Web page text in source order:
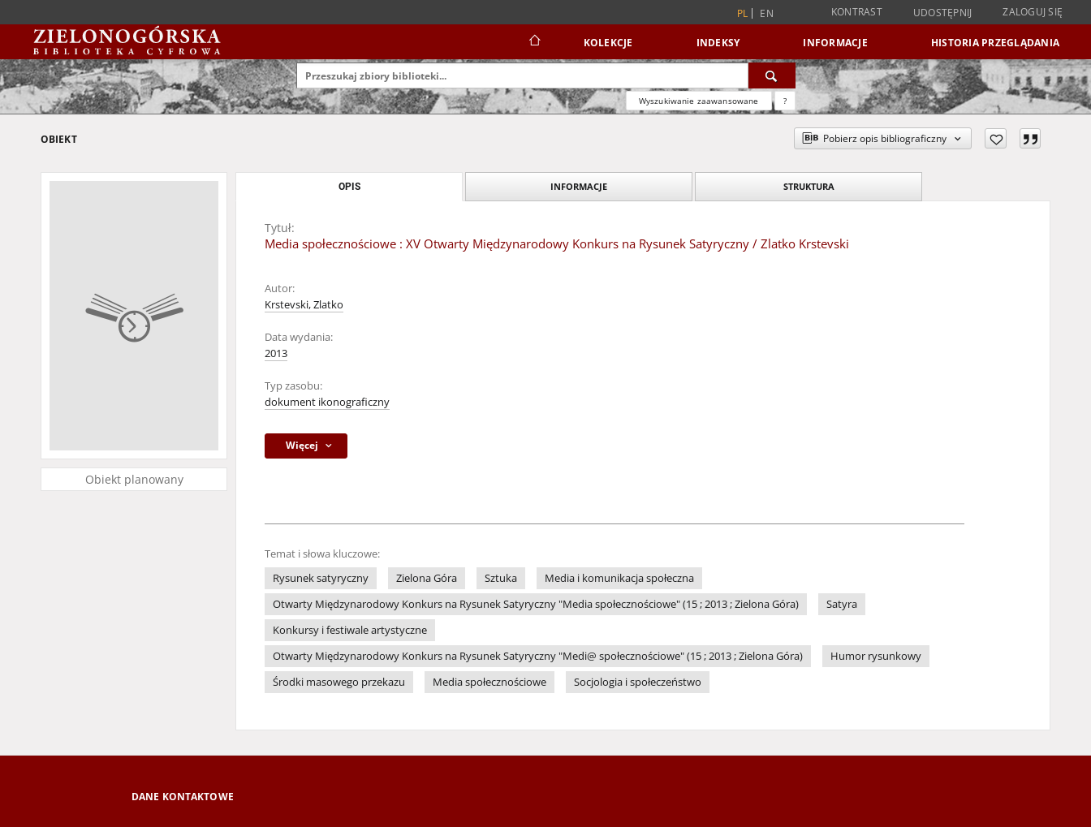
PL EN KONTRAST UDOSTĘPNIJ ZALOGUJ SIĘ
KOLEKCJE INDEKSY INFORMACJE HISTORIA PRZEGLĄDANIA
Wyszukiwanie zaawansowane ?
OBIEKT Pobierz opis bibliograficzny
Obiekt planowany
OPIS INFORMACJE STRUKTURA
Tytuł:
Media społecznościowe : XV Otwarty Międzynarodowy Konkurs na Rysunek Satyryczny / Zlatko Krstevski
Autor:
Krstevski, Zlatko
Data wydania:
2013
Typ zasobu:
dokument ikonograficzny
Więcej
Temat i słowa kluczowe:
Rysunek satyryczny
Zielona Góra Sztuka
Media i komunikacja społeczna
Otwarty Międzynarodowy Konkurs na Rysunek Satyryczny "Media społecznościowe" (15 ; 2013 ; Zielona Góra)
Satyra
Konkursy i festiwale artystyczne
Otwarty Międzynarodowy Konkurs na Rysunek Satyryczny "Medi@ społecznościowe" (15 ; 2013 ; Zielona Góra)
Humor rysunkowy
Środki masowego przekazu
Media społecznościowe Socjologia i społeczeństwo
DANE KONTAKTOWE